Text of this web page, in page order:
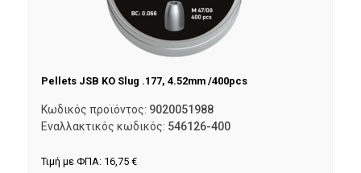
Pellets JSB KO Slug .177, 4.52mm /400pcs
Κωδικός προϊόντος: 9020051988
Εναλλακτικός κωδικός: 546126-400
Τιμή με ΦΠΑ: 16,75 €